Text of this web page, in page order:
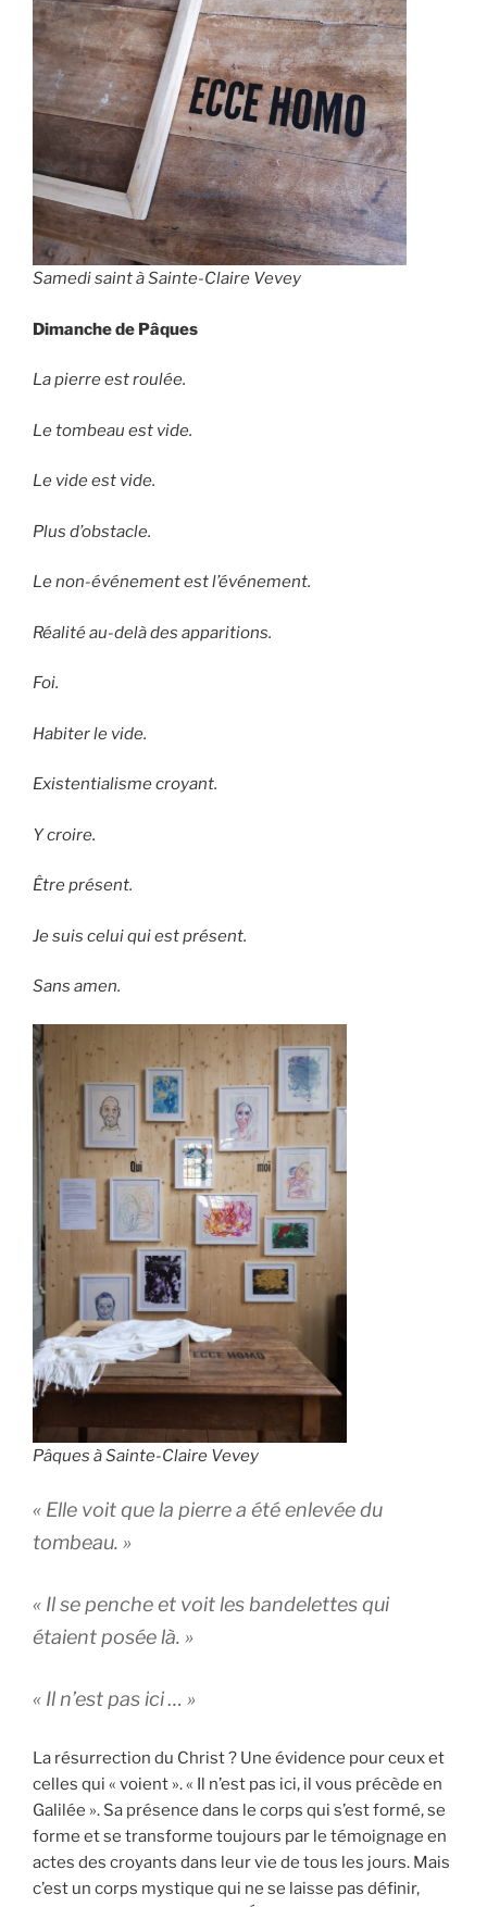
Samedi saint à Sainte-Claire Vevey
Dimanche de Pâques
La pierre est roulée.
Le tombeau est vide.
Le vide est vide.
Plus d’obstacle.
Le non-événement est l’événement.
Réalité au-delà des apparitions.
Foi.
Habiter le vide.
Existentialisme croyant.
Y croire.
Être présent.
Je suis celui qui est présent.
Sans amen.
Pâques à Sainte-Claire Vevey
« Elle voit que la pierre a été enlevée du
tombeau. »
« Il se penche et voit les bandelettes qui
étaient posée là. »
« Il n’est pas ici … »
La résurrection du Christ ? Une évidence pour ceux et
celles qui « voient ». « Il n’est pas ici, il vous précède en
Galilée ». Sa présence dans le corps qui s’est formé, se
forme et se transforme toujours par le témoignage en
actes des croyants dans leur vie de tous les jours. Mais
c’est un corps mystique qui ne se laisse pas définir,